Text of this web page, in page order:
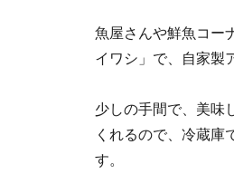
魚屋さんや鮮魚コー
イワシ」で、自家製
少しの手間で、美味
くれるので、冷蔵庫
す。